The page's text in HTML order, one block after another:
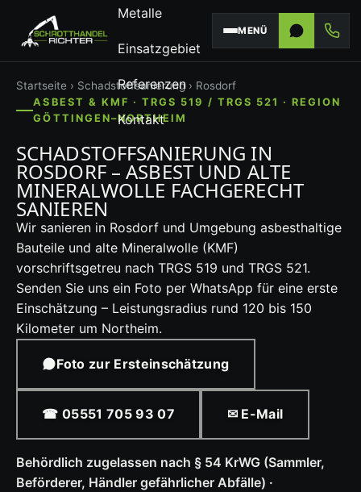
Metalle
Einsatzgebiet
Referenzen
Kontakt
MENÜ
Startseite › Schadstoffsanierung› Rosdorf
ASBEST & KMF · TRGS 519 / TRGS 521 · REGION
GÖTTINGEN–NORTHEIM
SCHADSTOFFSANIERUNG IN
ROSDORF – ASBEST UND ALTE
MINERALWOLLE FACHGERECHT
SANIEREN
Wir sanieren in Rosdorf und Umgebung asbesthaltige
Bauteile und alte Mineralwolle (KMF)
vorschriftsgetreu nach TRGS 519 und TRGS 521.
Senden Sie uns ein Foto per WhatsApp für eine erste
Einschätzung – Leistungsradius rund 120 bis 150
Kilometer um Northeim.
Foto zur Ersteinschätzung
☎ 05551 705 93 07 ✉ E-Mail
Behördlich zugelassen nach § 54 KrWG (Sammler,
Beförderer, Händler gefährlicher Abfälle) ·